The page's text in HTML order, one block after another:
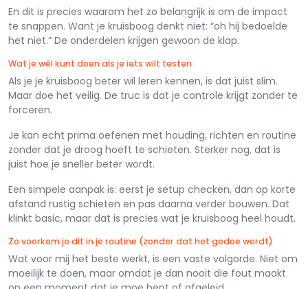
En dit is precies waarom het zo belangrijk is om de impact
te snappen. Want je kruisboog denkt niet: “oh hij bedoelde
het niet.” De onderdelen krijgen gewoon de klap.
Wat je wél kunt doen als je iets wilt testen
Als je je kruisboog beter wil leren kennen, is dat juist slim.
Maar doe het veilig. De truc is dat je controle krijgt zonder te
forceren.
Je kan echt prima oefenen met houding, richten en routine
zonder dat je droog hoeft te schieten. Sterker nog, dat is
juist hoe je sneller beter wordt.
Een simpele aanpak is: eerst je setup checken, dan op korte
afstand rustig schieten en pas daarna verder bouwen. Dat
klinkt basic, maar dat is precies wat je kruisboog heel houdt.
Zo voorkom je dit in je routine (zonder dat het gedoe wordt)
Wat voor mij het beste werkt, is een vaste volgorde. Niet om
moeilijk te doen, maar omdat je dan nooit die fout maakt